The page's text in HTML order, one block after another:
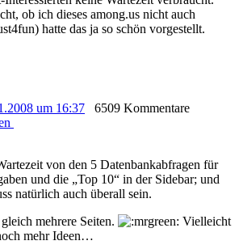
ob ich dieses among.us nicht auch
hatte das ja so schön vorgestellt.
um 16:37
6509 Kommentare
von den 5 Datenbankabfragen für
und die „Top 10“ in der Sidebar; und
natürlich auch überall sein.
mehrere Seiten.
Vielleicht
mehr Ideen…